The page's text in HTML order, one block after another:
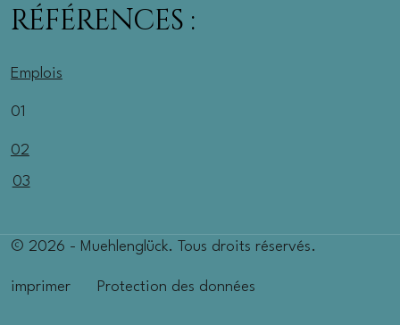
RÉFÉRENCES :
Emplois
01
02
03
© 2026 - Muehlenglück. Tous droits réservés.
imprimer Protection des données